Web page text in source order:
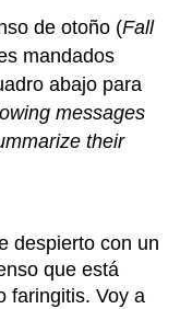
de otoño (Fall
mandados
abajo para
messages
their
despierto con un
que está
faringitis. Voy a